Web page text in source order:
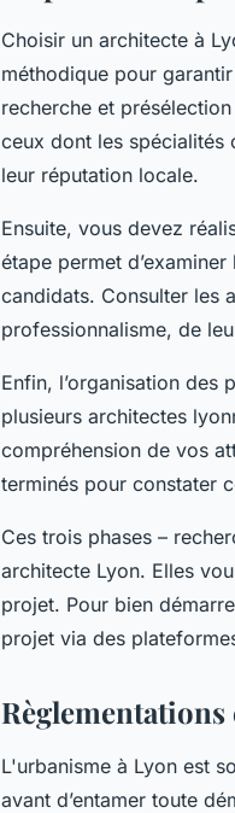
Choisir un architecte à
méthodique pour
recherche et
ceux dont les
leur réputation locale.
Ensuite, vous devez
étape permet
candidats. Consulter les
professionnalisme, de
Enfin, l’organisation des
plusieurs architectes
compréhension de vos
terminés pour constater
Ces trois phases –
architecte Lyon. Elles
projet. Pour bien
projet via des
L'urbanisme à Lyon est
avant d’entamer toute